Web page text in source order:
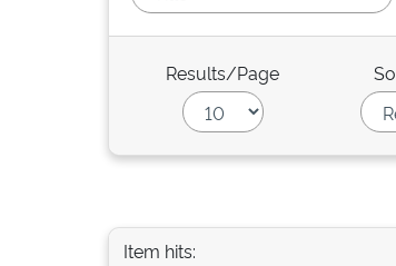
Results/Page
Item hits: